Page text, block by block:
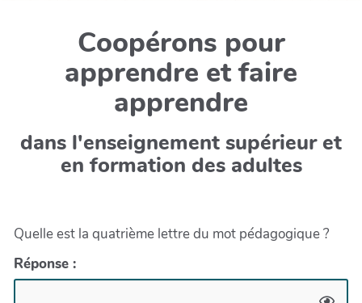
Coopérons pour
apprendre et faire
apprendre
dans l'enseignement supérieur et
en formation des adultes
Quelle est la quatrième lettre du mot pédagogique ?
Réponse :